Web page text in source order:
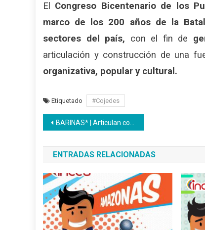
El Congreso Bicentenario de los
marco de los 200 años de la
sectores del país, con el fin de
articulación y construcción de una
organizativa, popular y cultural.
Etiquetado #Cojedes
Navegación
de
entradas
BARINAS* | Articulan con entidades de trabajo para la incorporación de aprendices
ENTRADAS RELACIONADAS